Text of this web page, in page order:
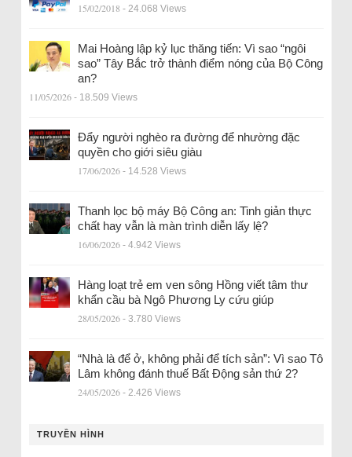
15/02/2018 - 24.068 Views
Mai Hoàng lập kỷ lục thăng tiến: Vì sao “ngôi
sao” Tây Bắc trở thành điểm nóng của Bộ Công
an?
11/05/2026 - 18.509 Views
Đẩy người nghèo ra đường để nhường đặc
quyền cho giới siêu giàu
17/06/2026 - 14.528 Views
Thanh lọc bộ máy Bộ Công an: Tinh giản thực
chất hay vẫn là màn trình diễn lấy lệ?
16/06/2026 - 4.942 Views
Hàng loạt trẻ em ven sông Hồng viết tâm thư
khẩn cầu bà Ngô Phương Ly cứu giúp
28/05/2026 - 3.780 Views
“Nhà là để ở, không phải để tích sản”: Vì sao Tô
Lâm không đánh thuế Bất Động sản thứ 2?
24/05/2026 - 2.426 Views
TRUYỀN HÌNH